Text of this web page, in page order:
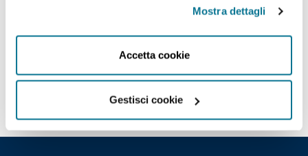
Mostra dettagli
Accetta cookie
Gestisci cookie
Montenegro since December 2021 and the current
minority party representing Bosniaks in
Montenegro, succeeding the party founder Rafet